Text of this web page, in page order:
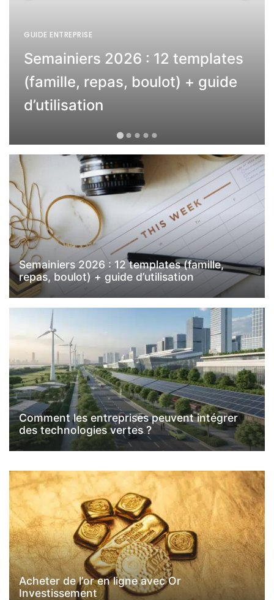
GUIDE ENTREPRISE
Semainiers 2026 : 12 templates
(famille, repas, boulot) + guide
d’utilisation
Semainiers 2026 : 12 templates (famille,
repas, boulot) + guide d’utilisation
Comment les entreprises peuvent intégrer
des technologies vertes ?
Acheter de l’or en ligne avec Or
Investissement